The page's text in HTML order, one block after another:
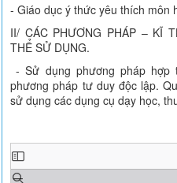
- Giáo dục ý thức yêu thích môn
II/ CÁC PHƯƠNG PHÁP – KĨ
THỂ SỬ DỤNG.
- Sử dụng phương pháp hợp
phương pháp tư duy độc lập.
sử dụng các dụng cụ dạy học,